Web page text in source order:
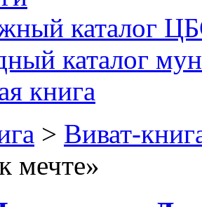
каталог
каталог
книга
> Виват-
мечте»